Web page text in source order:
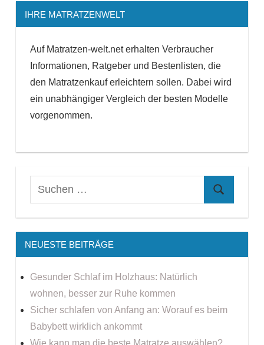
IHRE MATRATZENWELT
Auf Matratzen-welt.net erhalten Verbraucher
Informationen, Ratgeber und Bestenlisten, die
den Matratzenkauf erleichtern sollen. Dabei wird
ein unabhängiger Vergleich der besten Modelle
vorgenommen.
NEUESTE BEITRÄGE
Gesunder Schlaf im Holzhaus: Natürlich
wohnen, besser zur Ruhe kommen
Sicher schlafen von Anfang an: Worauf es beim
Babybett wirklich ankommt